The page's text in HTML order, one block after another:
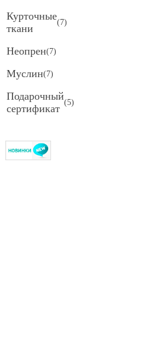
Курточные
ткани
(7)
Неопрен(7)
Муслин(7)
Подарочный
сертификат
(5)